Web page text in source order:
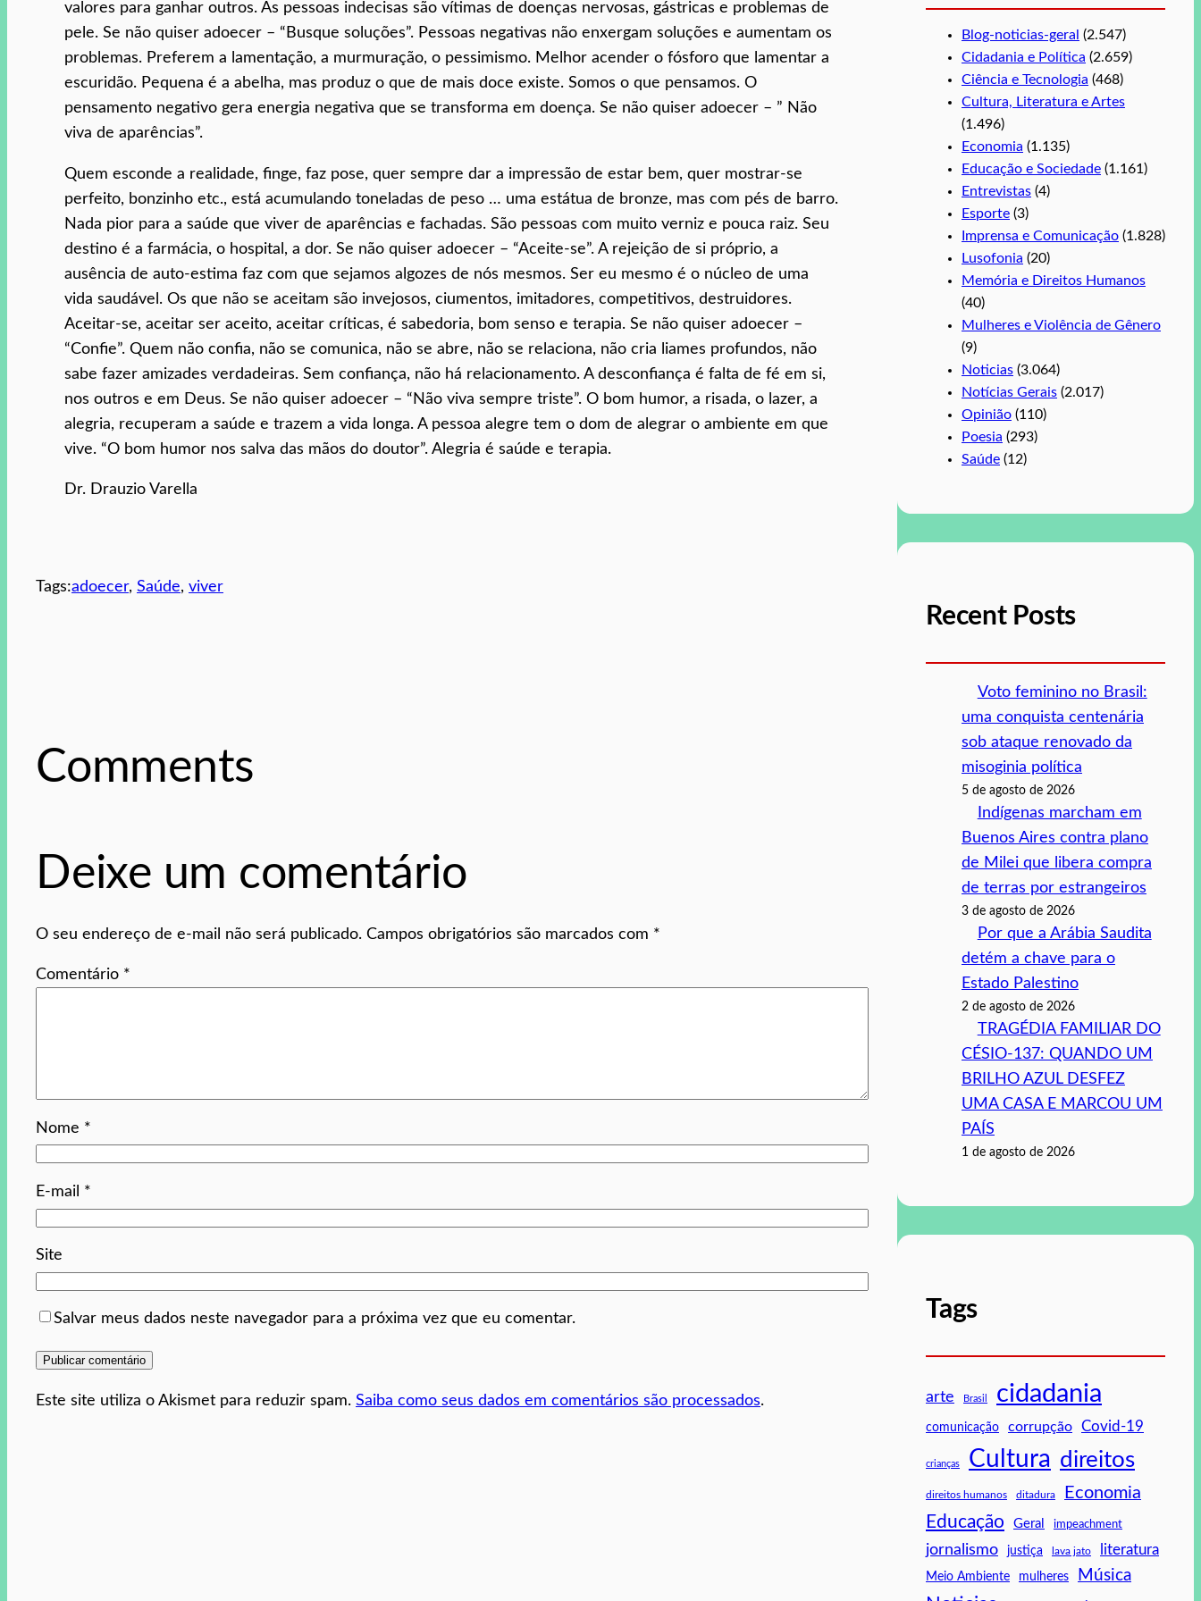
valores para ganhar outros. As pessoas indecisas são vítimas de doenças nervosas, gástricas e problemas de
pele. Se não quiser adoecer – “Busque soluções”. Pessoas negativas não enxergam soluções e aumentam os
problemas. Preferem a lamentação, a murmuração, o pessimismo. Melhor acender o fósforo que lamentar a
escuridão. Pequena é a abelha, mas produz o que de mais doce existe. Somos o que pensamos. O
pensamento negativo gera energia negativa que se transforma em doença. Se não quiser adoecer – ” Não
viva de aparências”.
Quem esconde a realidade, finge, faz pose, quer sempre dar a impressão de estar bem, quer mostrar-se
perfeito, bonzinho etc., está acumulando toneladas de peso … uma estátua de bronze, mas com pés de barro.
Nada pior para a saúde que viver de aparências e fachadas. São pessoas com muito verniz e pouca raiz. Seu
destino é a farmácia, o hospital, a dor. Se não quiser adoecer – “Aceite-se”. A rejeição de si próprio, a
ausência de auto-estima faz com que sejamos algozes de nós mesmos. Ser eu mesmo é o núcleo de uma
vida saudável. Os que não se aceitam são invejosos, ciumentos, imitadores, competitivos, destruidores.
Aceitar-se, aceitar ser aceito, aceitar críticas, é sabedoria, bom senso e terapia. Se não quiser adoecer –
“Confie”. Quem não confia, não se comunica, não se abre, não se relaciona, não cria liames profundos, não
sabe fazer amizades verdadeiras. Sem confiança, não há relacionamento. A desconfiança é falta de fé em si,
nos outros e em Deus. Se não quiser adoecer – “Não viva sempre triste”. O bom humor, a risada, o lazer, a
alegria, recuperam a saúde e trazem a vida longa. A pessoa alegre tem o dom de alegrar o ambiente em que
vive. “O bom humor nos salva das mãos do doutor”. Alegria é saúde e terapia.
Dr. Drauzio Varella
Tags:adoecer, Saúde, viver
Comments
Deixe um comentário
O seu endereço de e-mail não será publicado. Campos obrigatórios são marcados com *
Comentário *
Nome *
E-mail *
Site
Salvar meus dados neste navegador para a próxima vez que eu comentar.
Este site utiliza o Akismet para reduzir spam. Saiba como seus dados em comentários são processados.
Blog-noticias-geral (2.547)
Cidadania e Política (2.659)
Ciência e Tecnologia (468)
Cultura, Literatura e Artes
(1.496)
Economia (1.135)
Educação e Sociedade (1.161)
Entrevistas (4)
Esporte (3)
Imprensa e Comunicação (1.828)
Lusofonia (20)
Memória e Direitos Humanos
(40)
Mulheres e Violência de Gênero
(9)
Noticias (3.064)
Notícias Gerais (2.017)
Opinião (110)
Poesia (293)
Saúde (12)
Recent Posts
Voto feminino no Brasil:
uma conquista centenária
sob ataque renovado da
misoginia política
5 de agosto de 2026
Indígenas marcham em
Buenos Aires contra plano
de Milei que libera compra
de terras por estrangeiros
3 de agosto de 2026
Por que a Arábia Saudita
detém a chave para o
Estado Palestino
2 de agosto de 2026
TRAGÉDIA FAMILIAR DO
CÉSIO-137: QUANDO UM
BRILHO AZUL DESFEZ
UMA CASA E MARCOU UM
PAÍS
1 de agosto de 2026
Tags
arte Brasil cidadania
comunicação corrupção Covid-19
crianças Cultura direitos
direitos humanos ditadura Economia
Educação Geral impeachment
jornalismo justiça lava jato literatura
Meio Ambiente mulheres Música